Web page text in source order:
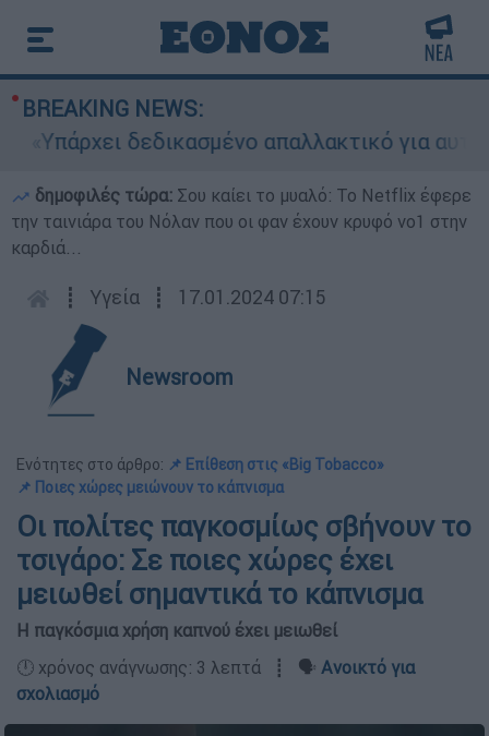
BREAKING NEWS:
δεδικασμένο απαλλακτικό για
δημοφιλές τώρα: Σου καίει το μυαλό: Το Netflix έφερε
την ταινιάρα του Νόλαν που οι φαν έχουν κρυφό νο1 στην
καρδιά...
┋ Υγεία ┋ 17.01.2024 07:15
Newsroom
Ενότητες στο άρθρο: 📌 Επίθεση στις «Big Tobacco»
📌 Ποιες χώρες μειώνουν το κάπνισμα
Οι πολίτες παγκοσμίως σβήνουν το
τσιγάρο: Σε ποιες χώρες έχει
μειωθεί σημαντικά το κάπνισμα
Η παγκόσμια χρήση καπνού έχει μειωθεί
🕛 χρόνος ανάγνωσης: 3 λεπτά ┋ 🗣️ Ανοικτό για
σχολιασμό